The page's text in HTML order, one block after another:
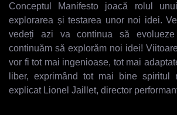
Conceptul Manifesto joacă rolul
explorarea și testarea unor noi idei.
vedeți azi va continua să
continuăm să explorăm noi idei!
vor fi tot mai ingenioase, tot mai
liber, exprimând tot mai bine spiritul
explicat Lionel Jaillet, director